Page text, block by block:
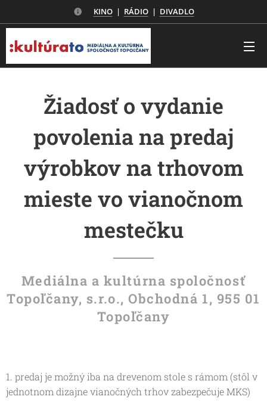
KINO| RÁDIO| DIVADLO
Žiadosť o vydanie
povolenia na predaj
výrobkov na trhovom
mieste vo vianočnom
mestečku
Mediálna a kultúrna spoločnosť
Topoľčany, s.r.o., Obchodná 1, 955 01
Topoľčany
1. predaj je možný iba na drevenom stole s rámom (stôl v
jednotnom dizajne vianočných trhov zabezpečuje MKS)